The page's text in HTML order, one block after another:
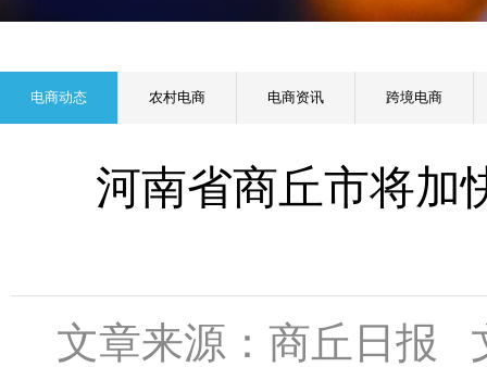
电商动态 农村电商 电商资讯 跨境电商
河南省商丘市将加
文章来源：商丘日报